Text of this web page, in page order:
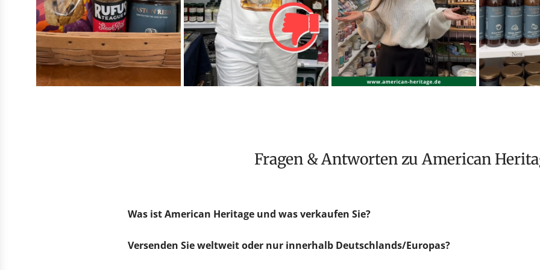
Fragen & Antworten zu American
Was ist American Heritage und was verkaufen Sie?
Versenden Sie weltweit oder nur innerhalb Deutschlands/Europas?